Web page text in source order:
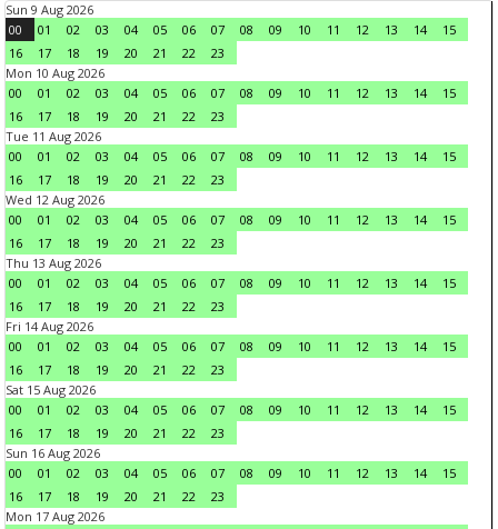
Sun 9 Aug 2026
00
01 02 03 04 05 06 07 08 09 10 11 12 13 14
15
16
17 18 19 20 21 22
23
Mon 10 Aug 2026
00
01 02 03 04 05 06 07 08 09 10 11 12 13 14
15
16
17 18 19 20 21 22
23
Tue 11 Aug 2026
00
01 02 03 04 05 06 07 08 09 10 11 12 13 14
15
16
17 18 19 20 21 22
23
Wed 12 Aug 2026
00
01 02 03 04 05 06 07 08 09 10 11 12 13 14
15
16
17 18 19 20 21 22
23
Thu 13 Aug 2026
00
01 02 03 04 05 06 07 08 09 10 11 12 13 14
15
16
17 18 19 20 21 22
23
Fri 14 Aug 2026
00
01 02 03 04 05 06 07 08 09 10 11 12 13 14
15
16
17 18 19 20 21 22
23
Sat 15 Aug 2026
00
01 02 03 04 05 06 07 08 09 10 11 12 13 14
15
16
17 18 19 20 21 22
23
Sun 16 Aug 2026
00
01 02 03 04 05 06 07 08 09 10 11 12 13 14
15
16
17 18 19 20 21 22
23
Mon 17 Aug 2026